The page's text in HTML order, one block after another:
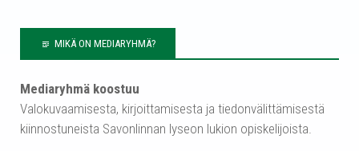
MIKÄ ON MEDIARYHMÄ?
Mediaryhmä koostuu
Valokuvaamisesta, kirjoittamisesta ja tiedonvälittämisestä
kiinnostuneista Savonlinnan lyseon lukion opiskelijoista.